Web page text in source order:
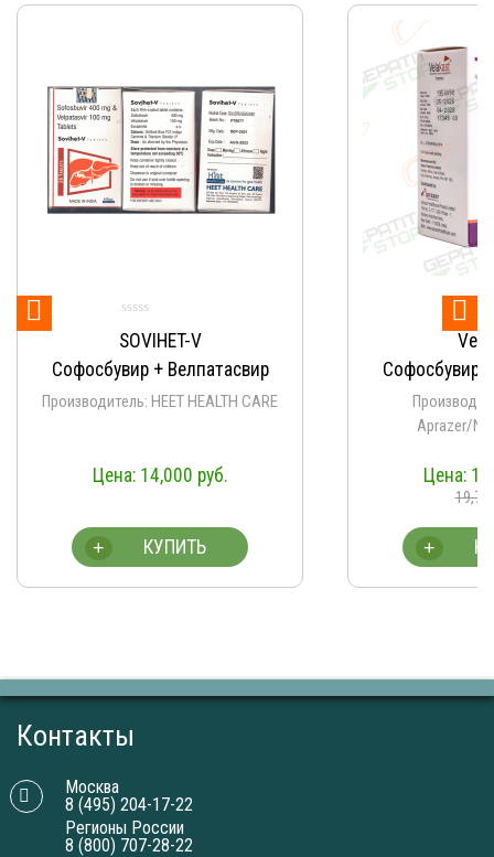
SOVIHET-V
Софосбувир + Велпатасвир
Производитель: HEET HEALTH CARE
14,000 руб.
КУПИТЬ
+
Софосбувир
Aprazer/
+
 
Контакты
Москва
8 (495) 204-17-22
Регионы России
8 (800) 707-28-22